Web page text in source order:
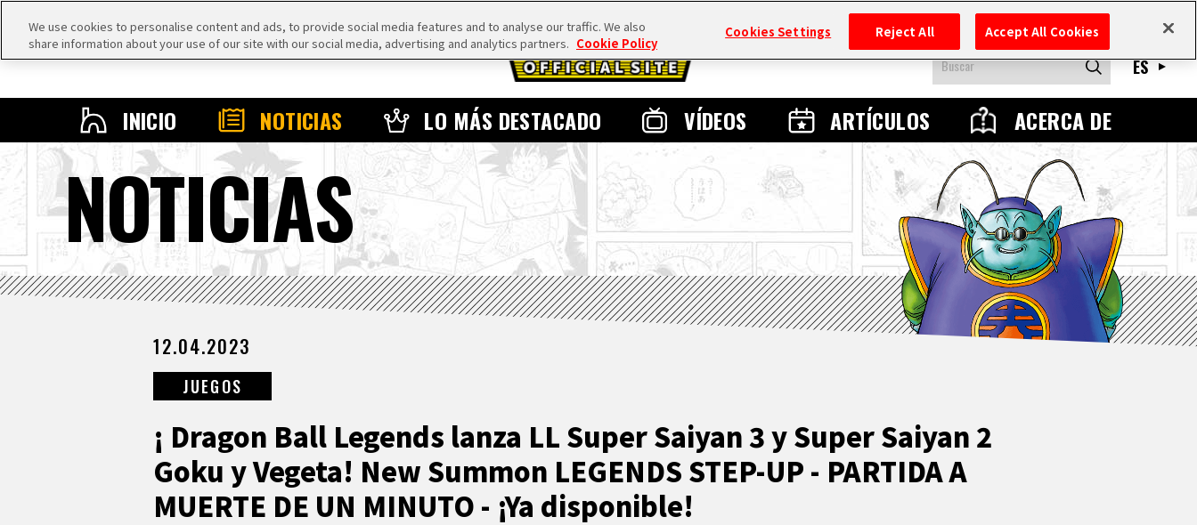
INICIO NOTICIAS LO MÁS DESTACADO VÍDEOS ARTÍCULOS ACERCA DE
ES
NOTICIAS
12.04.2023
JUEGOS
¡ Dragon Ball Legends lanza LL Super Saiyan 3 y Super Saiyan 2
Goku y Vegeta! New Summon LEGENDS STEP-UP - PARTIDA A
MUERTE DE UN MINUTO - ¡Ya disponible!
We use cookies to personalise content and ads, to provide social media features and to analyse our traffic. We also
share information about your use of our site with our social media, advertising and analytics partners. Cookie Policy
Cookies Settings Reject All Accept All Cookies